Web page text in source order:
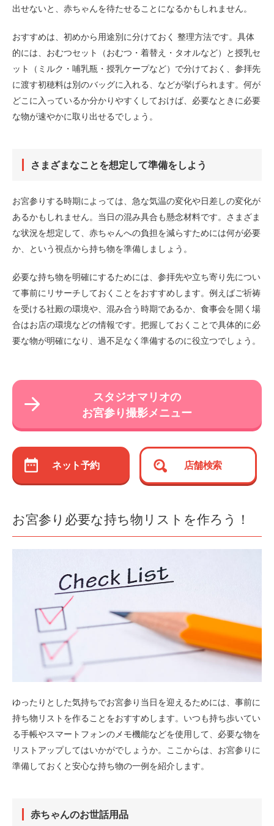
出せないと、赤ちゃんを待たせることになるかもしれません。
おすすめは、初めから用途別に分けておく 整理方法です。具体
的には、おむつセット（おむつ・着替え・タオルなど）と授乳セ
ット（ミルク・哺乳瓶・授乳ケープなど）で分けておく、参拝先
に渡す初穂料は別のバッグに入れる、などが挙げられます。何が
どこに入っているか分かりやすくしておけば、必要なときに必要
な物が速やかに取り出せるでしょう。
さまざまなことを想定して準備をしよう
お宮参りする時期によっては、急な気温の変化や日差しの変化が
あるかもしれません。当日の混み具合も懸念材料です。さまざま
な状況を想定して、赤ちゃんへの負担を減らすためには何が必要
か、という視点から持ち物を準備しましょう。
必要な持ち物を明確にするためには、参拝先や立ち寄り先につい
て事前にリサーチしておくことをおすすめします。例えばご祈祷
を受ける社殿の環境や、混み合う時期であるか、食事会を開く場
合はお店の環境などの情報です。把握しておくことで具体的に必
要な物が明確になり、過不足なく準備するのに役立つでしょう。
スタジオマリオの
お宮参り撮影メニュー
ネット予約 店舗検索
お宮参り必要な持ち物リストを作ろう！
ゆったりとした気持ちでお宮参り当日を迎えるためには、事前に
持ち物リストを作ることをおすすめします。いつも持ち歩いてい
る手帳やスマートフォンのメモ機能などを使用して、必要な物を
リストアップしてはいかがでしょうか。ここからは、お宮参りに
準備しておくと安心な持ち物の一例を紹介します。
赤ちゃんのお世話用品